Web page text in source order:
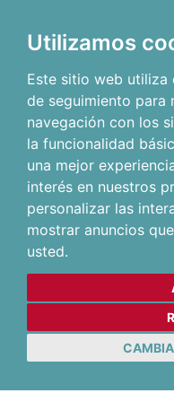
Utilizamos
Este sitio web
de seguimiento para
navegación con los
la funcionalidad
una mejor
interés en nuestros
personalizar las
mostrar anuncios
usted.